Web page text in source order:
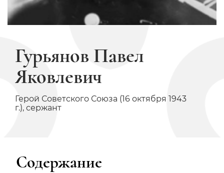
Гурьянов Павел
Яковлевич
Герой Советского Союза (16 октября 1943
г.), сержант
Содержание